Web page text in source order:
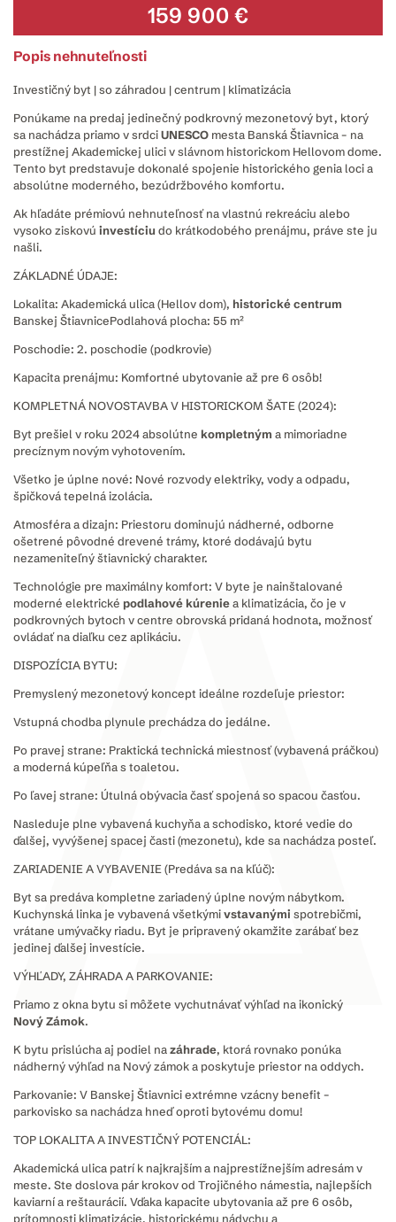
159 900 €
Popis nehnuteľnosti
Investičný byt | so záhradou | centrum | klimatizácia
​Ponúkame na predaj jedinečný podkrovný mezonetový byt, ktorý
sa nachádza priamo v srdciUNESCO mesta Banská Štiavnica – na
prestížnej Akademickej ulici v slávnom historickom Hellovom dome.
Tento byt predstavuje dokonalé spojenie historického genia loci a
absolútne moderného, bezúdržbového komfortu.
​Ak hľadáte prémiovú nehnuteľnosť na vlastnú rekreáciu alebo
vysoko ziskovú investíciu do krátkodobého prenájmu, práve ste ju
našli.
​ZÁKLADNÉ ÚDAJE:
​Lokalita: Akademická ulica (Hellov dom), historickécentrum
Banskej Štiavnice​Podlahová plocha: 55 m²
​Poschodie: 2. poschodie (podkrovie)
​Kapacita prenájmu: Komfortné ubytovanie až pre 6 osôb!
​KOMPLETNÁ NOVOSTAVBA V HISTORICKOM ŠATE (2024):
Byt prešiel v roku 2024 absolútne kompletným a mimoriadne
precíznym novým vyhotovením.
​Všetko je úplne nové: Nové rozvody elektriky, vody a odpadu,
špičková tepelná izolácia.
​Atmosféra a dizajn: Priestoru dominujú nádherné, odborne
ošetrené pôvodné drevené trámy, ktoré dodávajú bytu
nezameniteľný štiavnický charakter.
​Technológie pre maximálny komfort: V byte je nainštalované
moderné elektrické podlahové kúreniea klimatizácia, čo je v
podkrovných bytoch v centre obrovská pridaná hodnota, možnosť
ovládať na diaľku cez aplikáciu.
​DISPOZÍCIA BYTU:
Premyslený mezonetový koncept ideálne rozdeľuje priestor:
Vstupná chodba plynule prechádza do jedálne.
​Po pravej strane: Praktická technická miestnosť (vybavená práčkou)
a moderná kúpeľňa s toaletou.
​Po ľavej strane: Útulná obývacia časť spojená so spacou časťou.
​Nasleduje plne vybavená kuchyňa a schodisko, ktoré vedie do
ďalšej, vyvýšenej spacej časti (mezonetu), kde sa nachádza posteľ.
​ZARIADENIE A VYBAVENIE (Predáva sa na kľúč):
Byt sa predáva kompletne zariadený úplne novým nábytkom.
Kuchynská linka je vybavená všetkýmivstavanými spotrebičmi,
vrátane umývačky riadu. Byt je pripravený okamžite zarábať bez
jedinej ďalšej investície.
​VÝHĽADY, ZÁHRADA A PARKOVANIE:
​Priamo z okna bytu si môžete vychutnávať výhľad na ikonický
NovýZámok.
​K bytu prislúcha aj podiel nazáhrade, ktorá rovnako ponúka
nádherný výhľad na Nový zámok a poskytuje priestor na oddych.
​Parkovanie: V Banskej Štiavnici extrémne vzácny benefit –
parkovisko sa nachádza hneď oproti bytovému domu!
​TOP LOKALITA A INVESTIČNÝ POTENCIÁL:
Akademická ulica patrí k najkrajším a najprestížnejším adresám v
meste. Ste doslova pár krokov od Trojičného námestia, najlepších
kaviarní a reštaurácií. Vďaka kapacite ubytovania až pre 6 osôb,
prítomnosti klimatizácie, historickému nádychu a